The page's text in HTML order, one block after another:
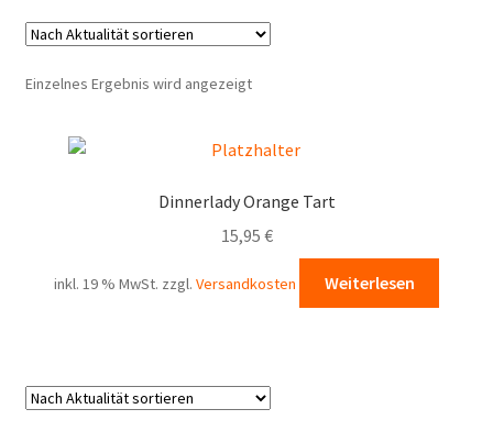
Einzelnes Ergebnis wird angezeigt
Dinnerlady Orange Tart
15,95 €
inkl. 19 % MwSt. zzgl. Versandkosten Weiterlesen